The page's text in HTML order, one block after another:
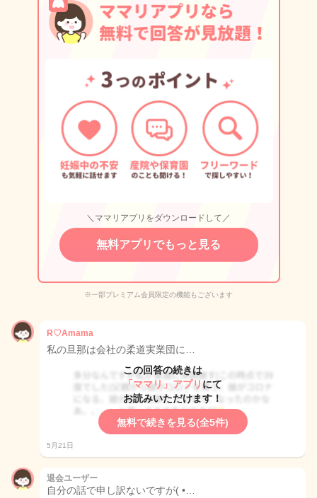
＼ママリアプリをダウンロードして／
無料アプリでもっと見る
※一部プレミアム会員限定の機能もございます
R♡Amama
私の旦那は会社の柔道実業団に…
この回答の続きは
「ママリ」アプリ にて
お読みいただけます！
無料で続きを見る(全5件)
5月21日
退会ユーザー
自分の話で申し訳ないですが( •…